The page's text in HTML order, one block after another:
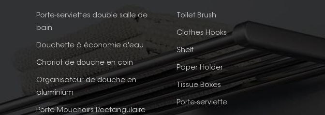
Porte-serviettes double salle de
bain
Douchette à économie d'eau
Chariot de douche en coin
Organisateur de douche en
aluminium
Porte-Mouchoirs Rectangulaire
Toilet Brush
Clothes Hooks
Shelf
Paper Holder
Tissue Boxes
Porte-serviette